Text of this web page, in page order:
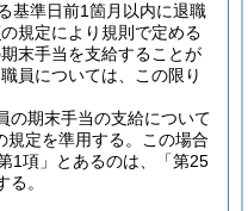
基準日前1箇月以内に退職
の規定により規則で定める
末手当を支給することが
員については、この限り
の期末手当の支給について
規定を準用する。
この場合
1項」とあるのは、「第25
。